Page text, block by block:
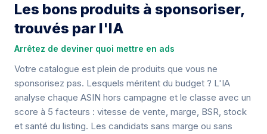
Les bons produits à sponsoriser,
trouvés par l'IA
Arrêtez de deviner quoi mettre en ads
Votre catalogue est plein de produits que vous ne
sponsorisez pas. Lesquels méritent du budget ? L'IA
analyse chaque ASIN hors campagne et le classe avec un
score à 5 facteurs : vitesse de vente, marge, BSR, stock
et santé du listing. Les candidats sans marge ou sans